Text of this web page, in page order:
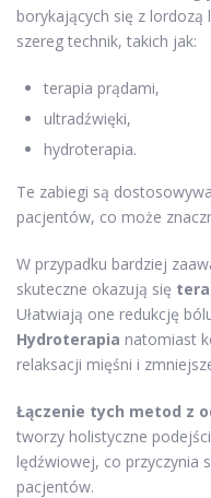
borykających się z lordozą
szereg technik, takich jak:
terapia prądami,
ultradźwięki,
hydroterapia.
Te zabiegi są
pacjentów, co może
W przypadku bardziej
skuteczne okazują się
Ułatwiają one redukcję
Hydroterapia natomiast
relaksacji mięśni i
Łączenie tych metod z
tworzy holistyczne
lędźwiowej, co przyczynia
pacjentów.